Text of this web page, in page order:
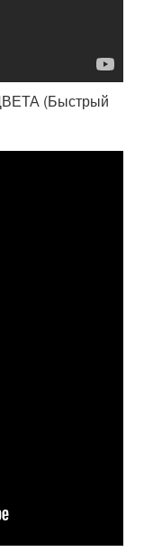
(Быстрый